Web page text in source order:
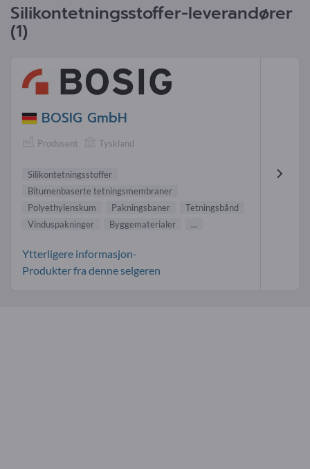
Silikontetningsstoffer-leverandører
(1)
BOSIG GmbH
Produsent Tyskland
Silikontetningsstoffer
Bitumenbaserte tetningsmembraner
Polyethylenskum
Pakningsbaner
Tetningsbånd
Vinduspakninger
Byggematerialer ...
Ytterligere informasjon-
Produkter fra denne selgeren